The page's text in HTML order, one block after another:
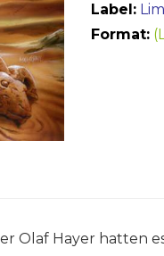
Label:
Format:
Olaf Hayer hatten